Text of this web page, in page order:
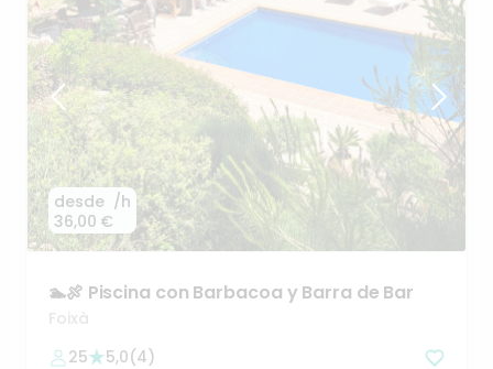
desde
36,00 €
/h
🏊🍖 Piscina con Barbacoa y Barra de Bar
Foixà
25
5,0(4)